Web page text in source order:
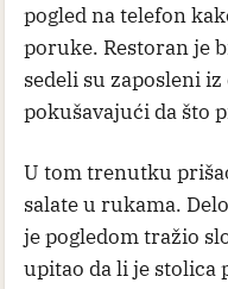
pogled na telefon
poruke. Restoran je
sedeli su zaposleni
pokušavajući da što
U tom trenutku
salate u rukama.
je pogledom tražio
upitao da li je stolica